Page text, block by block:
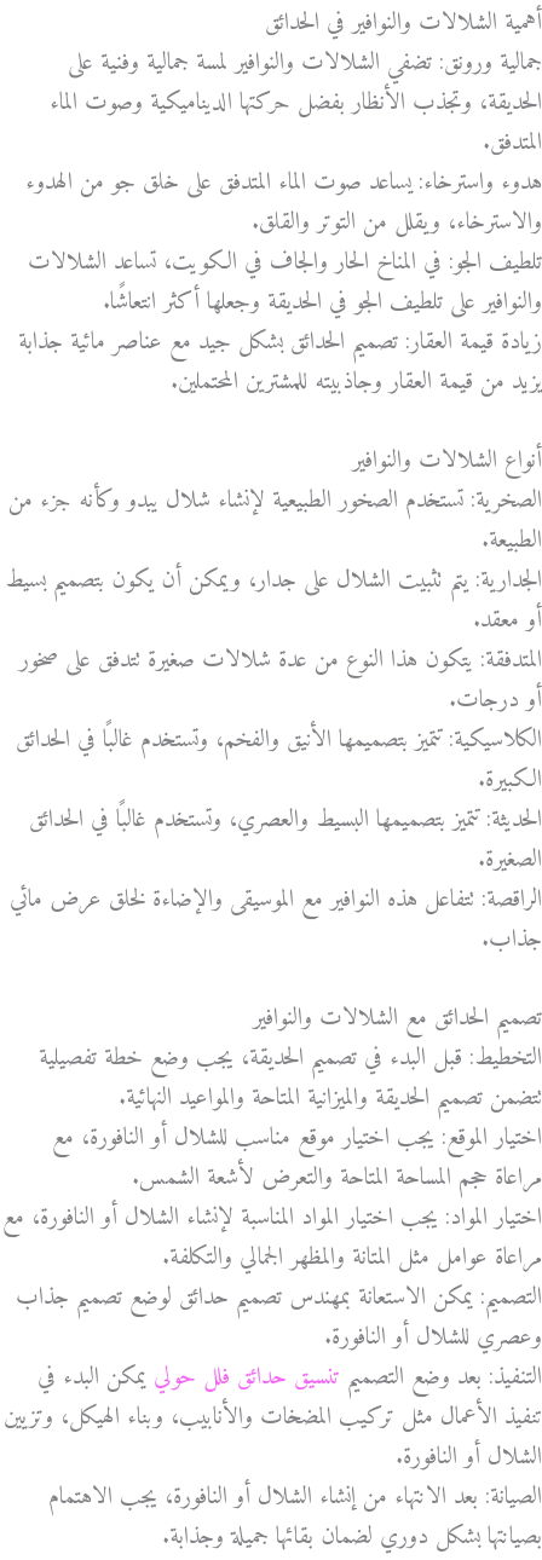
أهمية الشلالات والنوافير في الحدائق
جمالية ورونق: تضفي الشلالات والنوافير لمسة جمالية وفنية على
الحديقة، وتجذب الأنظار بفضل حركتها الديناميكية وصوت الماء
المتدفق.
هدوء واسترخاء: يساعد صوت الماء المتدفق على خلق جو من الهدوء
والاسترخاء، ويقلل من التوتر والقلق.
تلطيف الجو: في المناخ الحار والجاف في الكويت، تساعد الشلالات
والنوافير على تلطيف الجو في الحديقة وجعلها أكثر انتعاشًا.
زيادة قيمة العقار: تصميم الحدائق بشكل جيد مع عناصر مائية جذابة
يزيد من قيمة العقار وجاذبيته للمشترين المحتملين.
أنواع الشلالات والنوافير
الصخرية: تستخدم الصخور الطبيعية لإنشاء شلال يبدو وكأنه جزء من
الطبيعة.
الجدارية: يتم تثبيت الشلال على جدار، ويمكن أن يكون بتصميم بسيط
أو معقد.
المتدفقة: يتكون هذا النوع من عدة شلالات صغيرة تتدفق على صخور
أو درجات.
الكلاسيكية: تتميز بتصميمها الأنيق والفخم، وتستخدم غالبًا في الحدائق
الكبيرة.
الحديثة: تتميز بتصميمها البسيط والعصري، وتستخدم غالبًا في الحدائق
الصغيرة.
الراقصة: تتفاعل هذه النوافير مع الموسيقى والإضاءة لخلق عرض مائي
جذاب.
تصميم الحدائق مع الشلالات والنوافير
التخطيط: قبل البدء في تصميم الحديقة، يجب وضع خطة تفصيلية
تتضمن تصميم الحديقة والميزانية المتاحة والمواعيد النهائية.
اختيار الموقع: يجب اختيار موقع مناسب للشلال أو النافورة، مع
مراعاة حجم المساحة المتاحة والتعرض لأشعة الشمس.
اختيار المواد: يجب اختيار المواد المناسبة لإنشاء الشلال أو النافورة، مع
مراعاة عوامل مثل المتانة والمظهر الجمالي والتكلفة.
التصميم: يمكن الاستعانة بمهندس تصميم حدائق لوضع تصميم جذاب
وعصري للشلال أو النافورة.
التنفيذ: بعد وضع التصميم تنسيق حدائق فلل حولي يمكن البدء في
تنفيذ الأعمال مثل تركيب المضخات والأنابيب، وبناء الهيكل، وتزيين
الشلال أو النافورة.
الصيانة: بعد الانتهاء من إنشاء الشلال أو النافورة، يجب الاهتمام
بصيانتها بشكل دوري لضمان بقائها جميلة وجذابة.